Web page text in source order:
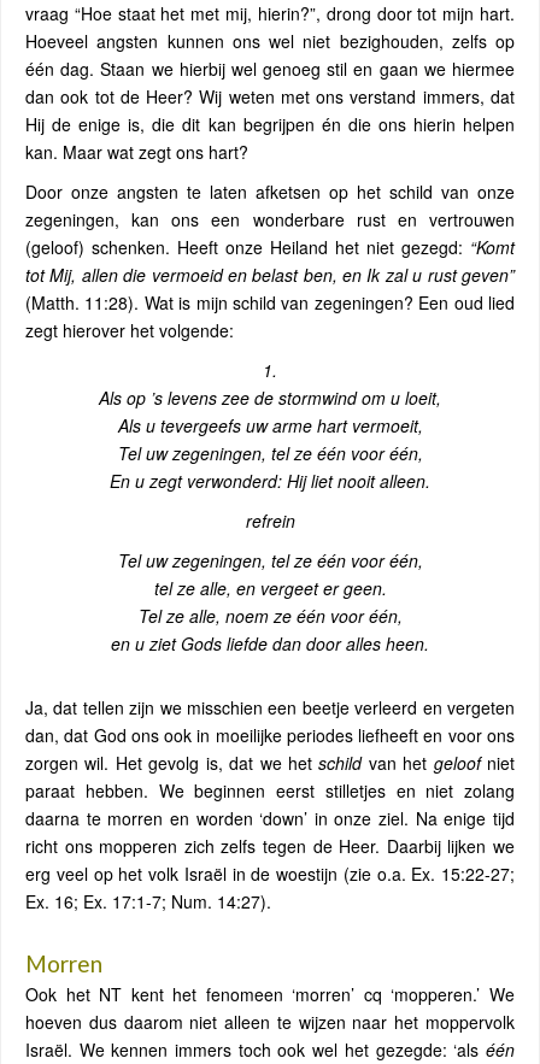
vraag “Hoe staat het met mij, hierin?”, drong door tot mijn hart.
Hoeveel angsten kunnen ons wel niet bezighouden, zelfs op
één dag. Staan we hierbij wel genoeg stil en gaan we hiermee
dan ook tot de Heer? Wij weten met ons verstand immers, dat
Hij de enige is, die dit kan begrijpen én die ons hierin helpen
kan. Maar wat zegt ons hart?
Door onze angsten te laten afketsen op het schild van onze
zegeningen, kan ons een wonderbare rust en vertrouwen
(geloof) schenken. Heeft onze Heiland het niet gezegd: “Komt
tot Mij, allen die vermoeid en belast ben, en Ik zal u rust geven”
(Matth. 11:28). Wat is mijn schild van zegeningen? Een oud lied
zegt hierover het volgende:
1.
Als op ’s levens zee de stormwind om u loeit,
Als u tevergeefs uw arme hart vermoeit,
Tel uw zegeningen, tel ze één voor één,
En u zegt verwonderd: Hij liet nooit alleen.
refrein
Tel uw zegeningen, tel ze één voor één,
tel ze alle, en vergeet er geen.
Tel ze alle, noem ze één voor één,
en u ziet Gods liefde dan door alles heen.
Ja, dat tellen zijn we misschien een beetje verleerd en vergeten
dan, dat God ons ook in moeilijke periodes liefheeft en voor ons
zorgen wil. Het gevolg is, dat we hetschildvan het geloofniet
paraat hebben. We beginnen eerst stilletjes en niet zolang
daarna te morren en worden ‘down’ in onze ziel. Na enige tijd
richt ons mopperen zich zelfs tegen de Heer. Daarbij lijken we
erg veel op het volk Israël in de woestijn (zie o.a. Ex. 15:22-27;
Ex. 16; Ex. 17:1-7; Num. 14:27).
Morren
Ook het NT kent het fenomeen ‘morren’ cq ‘mopperen.’ We
hoeven dus daarom niet alleen te wijzen naar het moppervolk
Israël. We kennen immers toch ook wel het gezegde: ‘als één